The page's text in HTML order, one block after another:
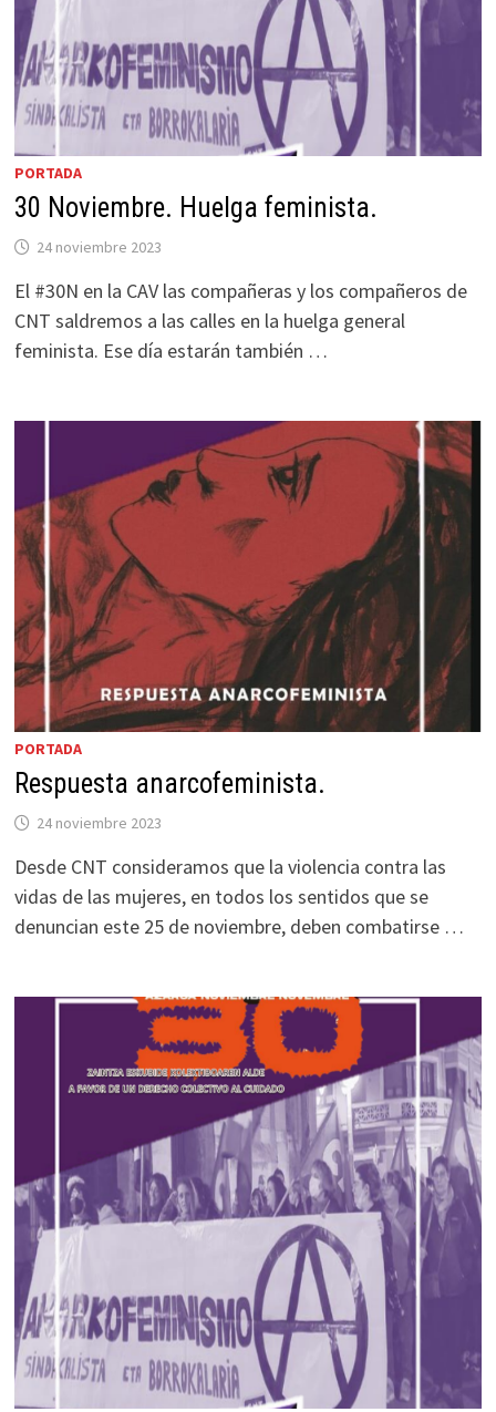
PORTADA
30 Noviembre. Huelga feminista.
24 noviembre 2023
El #30N en la CAV las compañeras y los compañeros de
CNT saldremos a las calles en la huelga general
feminista. Ese día estarán también …
PORTADA
Respuesta anarcofeminista.
24 noviembre 2023
Desde CNT consideramos que la violencia contra las
vidas de las mujeres, en todos los sentidos que se
denuncian este 25 de noviembre, deben combatirse …